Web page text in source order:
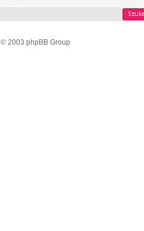
© 2003 phpBB Group